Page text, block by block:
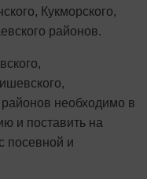
Кукморского,
районов.
районов необходимо в
и поставить на
посевной и